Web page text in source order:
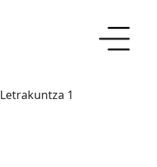
Letrakuntza 1